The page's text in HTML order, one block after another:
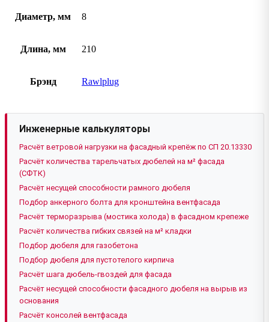
Диаметр, мм 8
Длина, мм 210
Брэнд Rawlplug
Инженерные калькуляторы
Расчёт ветровой нагрузки на фасадный крепёж по СП 20.13330
Расчёт количества тарельчатых дюбелей на м² фасада
(СФТК)
Расчёт несущей способности рамного дюбеля
Подбор анкерного болта для кронштейна вентфасада
Расчёт терморазрыва (мостика холода) в фасадном крепеже
Расчёт количества гибких связей на м² кладки
Подбор дюбеля для газобетона
Подбор дюбеля для пустотелого кирпича
Расчёт шага дюбель-гвоздей для фасада
Расчёт несущей способности фасадного дюбеля на вырыв из
основания
Расчёт консолей вентфасада